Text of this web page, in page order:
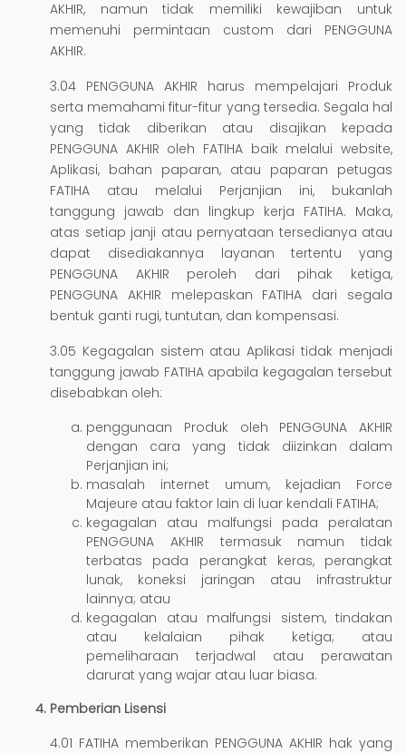
AKHIR, namun tidak memiliki kewajiban untuk
memenuhi permintaan custom dari PENGGUNA
AKHIR.
3.04 PENGGUNA AKHIR harus mempelajari Produk
serta memahami fitur-fitur yang tersedia. Segala hal
yang tidak diberikan atau disajikan kepada
PENGGUNA AKHIR oleh FATIHA baik melalui website,
Aplikasi, bahan paparan, atau paparan petugas
FATIHA atau melalui Perjanjian ini, bukanlah
tanggung jawab dan lingkup kerja FATIHA. Maka,
atas setiap janji atau pernyataan tersedianya atau
dapat disediakannya layanan tertentu yang
PENGGUNA AKHIR peroleh dari pihak ketiga,
PENGGUNA AKHIR melepaskan FATIHA dari segala
bentuk ganti rugi, tuntutan, dan kompensasi.
3.05 Kegagalan sistem atau Aplikasi tidak menjadi
tanggung jawab FATIHA apabila kegagalan tersebut
disebabkan oleh:
penggunaan Produk oleh PENGGUNA AKHIR
dengan cara yang tidak diizinkan dalam
Perjanjian ini;
masalah internet umum, kejadian Force
Majeure atau faktor lain di luar kendali FATIHA;
kegagalan atau malfungsi pada peralatan
PENGGUNA AKHIR termasuk namun tidak
terbatas pada perangkat keras, perangkat
lunak, koneksi jaringan atau infrastruktur
lainnya; atau
kegagalan atau malfungsi sistem, tindakan
atau kelalaian pihak ketiga; atau
pemeliharaan terjadwal atau perawatan
darurat yang wajar atau luar biasa.
Pemberian Lisensi
4.01 FATIHA memberikan PENGGUNA AKHIR hak yang